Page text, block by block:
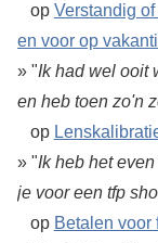
op Verstandig
en voor op
» "Ik had wel ooit
en heb toen zo'n
op
» "Ik heb het
je voor een tfp
op Betalen voor